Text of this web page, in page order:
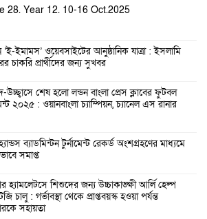
28. Year 12. 10-16 Oct.2025
‘ই-ইমামস’ ওয়েবসাইটের আনুষ্ঠানিক যাত্রা : ইসলামি
চাকরি প্রার্থীদের জন্য সুখবর
শেষ হলো লন্ডন বাংলা প্রেস ক্লাবের ফুটবল
২০২৫ : ওয়ানবাংলা চ্যাম্পিয়ন, চ্যানেল এস রানার
ব্যাডমিন্টন টুর্নামেন্ট রেকর্ড অংশগ্রহণের মাধ্যমে
সমাপ্ত
হ্যামলেটসে শিশুদের জন্য উচ্চাকাঙ্ক্ষী আর্লি হেল্প
চালু : গর্ভাবস্থা থেকে প্রাপ্তবয়স্ক হওয়া পর্যন্ত
সহায়তা